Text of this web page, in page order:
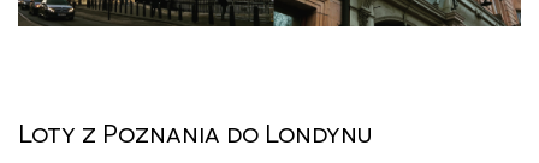
Loty z Poznania do Londynu